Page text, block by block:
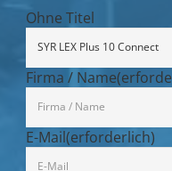
Ohne Titel
Firma / Name
E-Mail(erforderlich)